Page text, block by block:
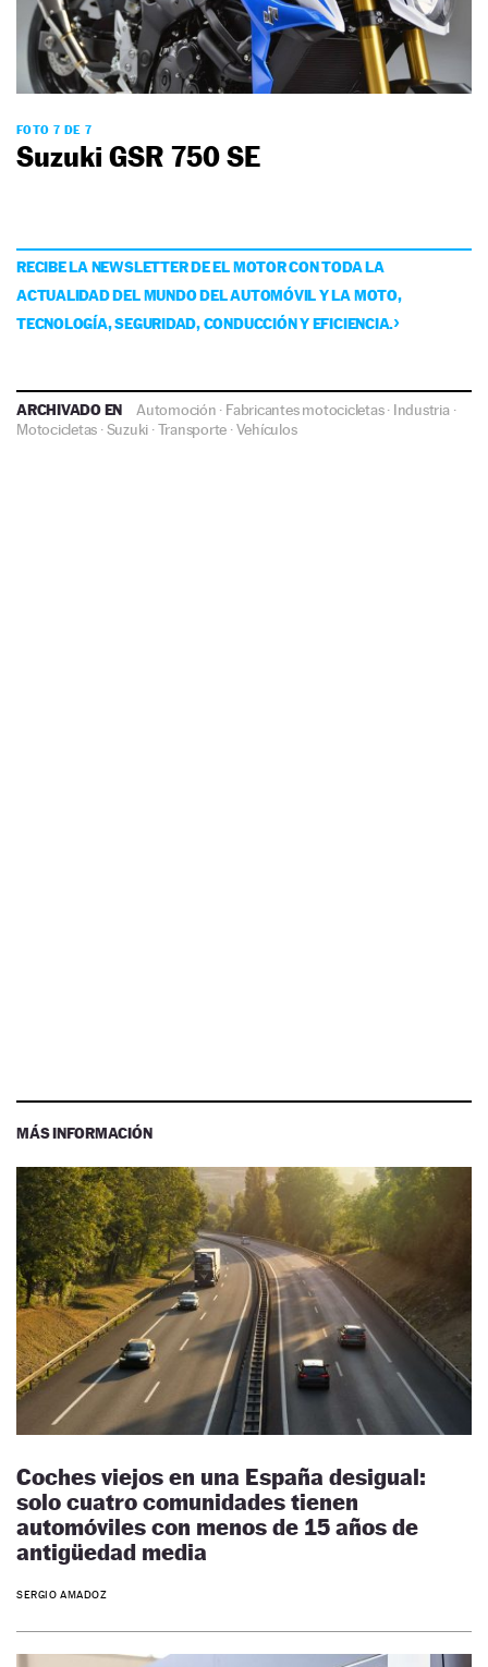
FOTO 7 DE 7
Suzuki GSR 750 SE
RECIBE LA NEWSLETTER DE EL MOTOR CON TODA LA
ACTUALIDAD DEL MUNDO DEL AUTOMÓVIL Y LA MOTO,
TECNOLOGÍA, SEGURIDAD, CONDUCCIÓN Y EFICIENCIA.
ARCHIVADO EN Automoción · Fabricantes motocicletas· Industria·
Motocicletas ·Suzuki ·Transporte ·Vehículos
MÁS INFORMACIÓN
Coches viejos en una España desigual:
solo cuatro comunidades tienen
automóviles con menos de 15 años de
antigüedad media
SERGIO AMADOZ